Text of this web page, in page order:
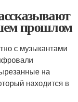
прошлом
с музыкантами
на
находится в